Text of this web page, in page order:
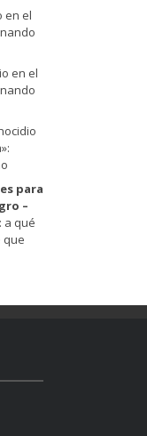
en el
en el
para
–
a qué
que